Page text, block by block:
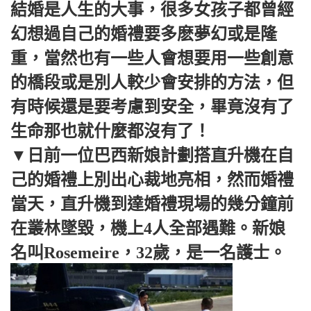
結婚是人生的大事，很多女孩子都曾經
幻想過自己的婚禮要多麽夢幻或是隆
重，當然也有一些人會想要用一些創意
的橋段或是別人較少會安排的方法，但
有時候還是要考慮到安全，畢竟沒有了
生命那也就什麼都沒有了！
▼日前一位巴西新娘計劃搭直升機在自
己的婚禮上別出心裁地亮相，然而婚禮
當天，直升機到達婚禮現場的幾分鐘前
在叢林墜毀，機上4人全部遇難。新娘
名叫Rosemeire，32歲，是一名護士。